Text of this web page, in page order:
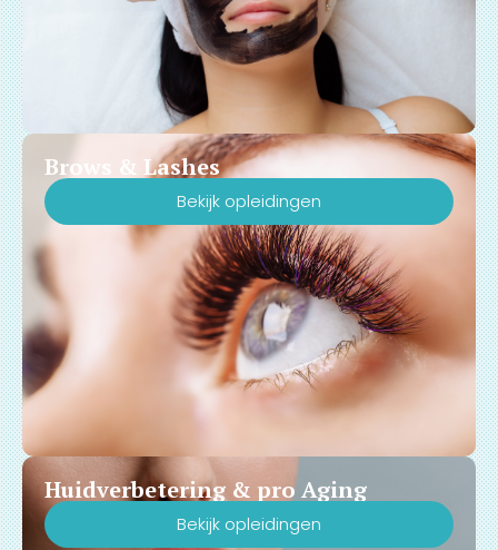
Brows & Lashes
Bekijk opleidingen
Huidverbetering & pro Aging
Bekijk opleidingen